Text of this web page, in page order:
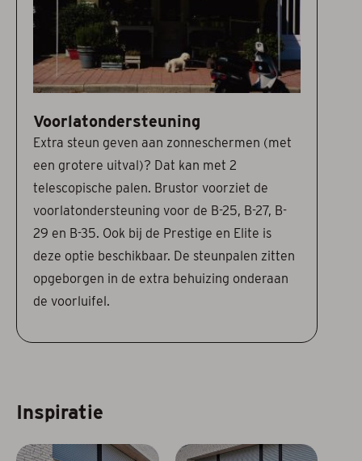
Voorlatondersteuning
Extra steun geven aan zonneschermen (met
een grotere uitval)? Dat kan met 2
telescopische palen. Brustor voorziet de
voorlatondersteuning voor de B-25, B-27, B-
29 en B-35. Ook bij de Prestige en Elite is
deze optie beschikbaar. De steunpalen zitten
opgeborgen in de extra behuizing onderaan
de voorluifel.
Inspiratie